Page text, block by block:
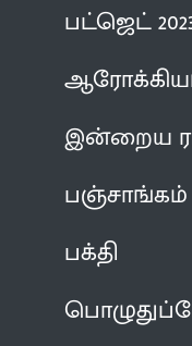
பட்ஜெட்
இன்றைய
பஞ்சாங்கம்
பக்தி